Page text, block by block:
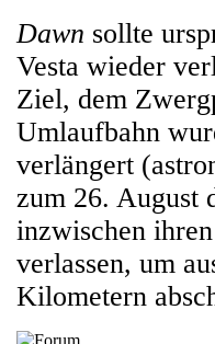
Dawn sollte
Vesta wieder
Ziel, dem
Umlaufbahn
verlängert
zum 26. August
inzwischen
verlassen, um
Kilometern